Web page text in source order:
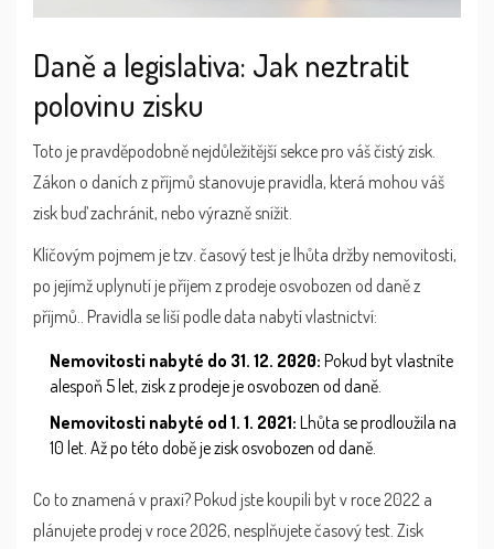
Daně a legislativa: Jak neztratit
polovinu zisku
Toto je pravděpodobně nejdůležitější sekce pro váš čistý zisk.
Zákon o daních z příjmů stanovuje pravidla, která mohou váš
zisk buď zachránit, nebo výrazně snížit.
Klíčovým pojmem je tzv. časový test je lhůta držby nemovitosti,
po jejímž uplynutí je příjem z prodeje osvobozen od daně z
příjmů.. Pravidla se liší podle data nabytí vlastnictví:
Nemovitosti nabyté do 31. 12. 2020: Pokud byt vlastníte
alespoň 5 let, zisk z prodeje je osvobozen od daně.
Nemovitosti nabyté od 1. 1. 2021: Lhůta se prodloužila na
10 let. Až po této době je zisk osvobozen od daně.
Co to znamená v praxi? Pokud jste koupili byt v roce 2022 a
plánujete prodej v roce 2026, nesplňujete časový test. Zisk